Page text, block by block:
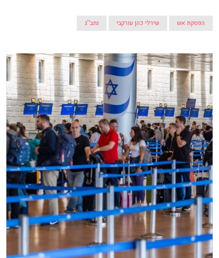
הפסקת אש שירלי כהן עורקבי נתב''ג